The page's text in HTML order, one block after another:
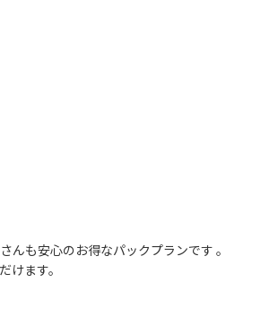
も安心のお得なパックプランです 。
けます。